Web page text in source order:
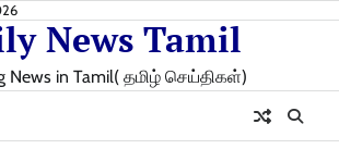
News Tamil
News in Tamil( தமிழ் செய்திகள்)